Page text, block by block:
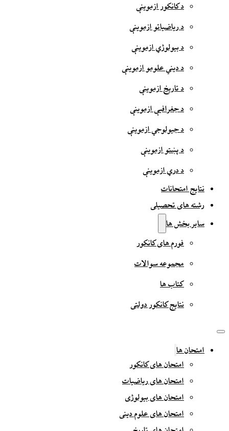
د کانکور ازموینې
د ریاضیاتو ازموینې
د بیولوژي ازموینې
د دیني علومو ازموینې
د تاریخ ازموینې
د جغرافیې ازموینې
د جیولوجي ازموینې
د پښتو ازموینې
د دري ازموینې
نتایج امتحانات
رشته های تحصیلی
سایر بخش ها
فورم های کانکور
مجموعه سوالات
کتاب ها
نتایج کانکور دولتی
امتحان ها
امتحان های کانکور
امتحان های ریاضیات
امتحان های بیولوژی
امتحان های علوم دینی